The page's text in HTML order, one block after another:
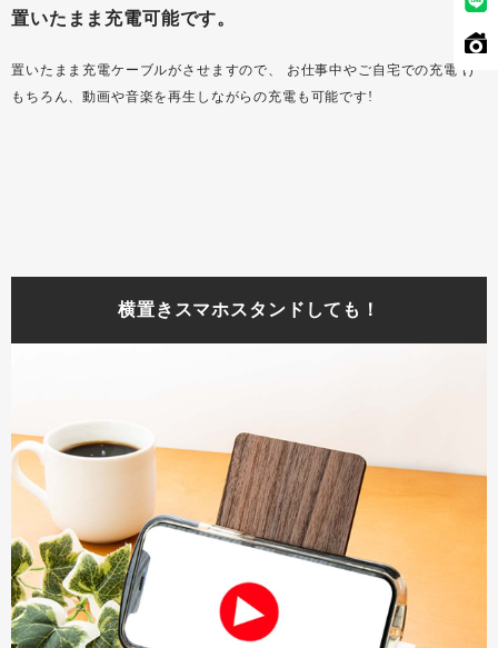
置いたまま充電可能です。
置いたまま充電ケーブルがさせますので、 お仕事中やご自宅での充電 け
もちろん、動画や音楽を再生しながらの充電も可能です!
横置きスマホスタンドしても！